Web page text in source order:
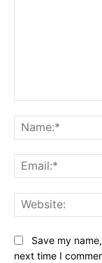
Save my
next time I